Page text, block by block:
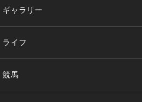
ギャラリー
ライフ
競馬